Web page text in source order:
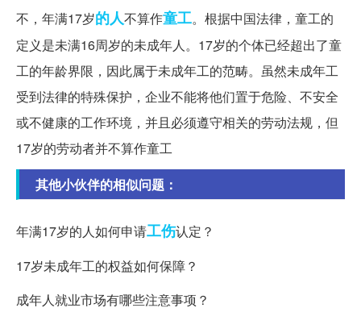
不，年满17岁的人不算作童工。根据中国法律，童工的
定义是未满16周岁的未成年人。17岁的个体已经超出了童
工的年龄界限，因此属于未成年工的范畴。虽然未成年工
受到法律的特殊保护，企业不能将他们置于危险、不安全
或不健康的工作环境，并且必须遵守相关的劳动法规，但
17岁的劳动者并不算作童工
其他小伙伴的相似问题：
年满17岁的人如何申请工伤认定？
17岁未成年工的权益如何保障？
成年人就业市场有哪些注意事项？